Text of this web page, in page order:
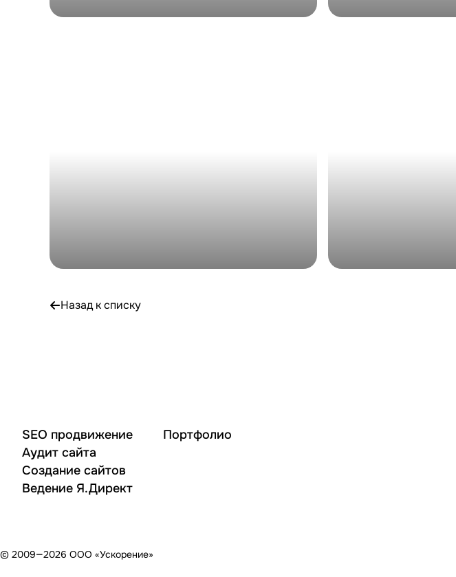
Назад к списку
SEO продвижение
Аудит сайта
Создание сайтов
Ведение Я.Директ
Портфолио
© 2009—2026 ООО «Ускорение»